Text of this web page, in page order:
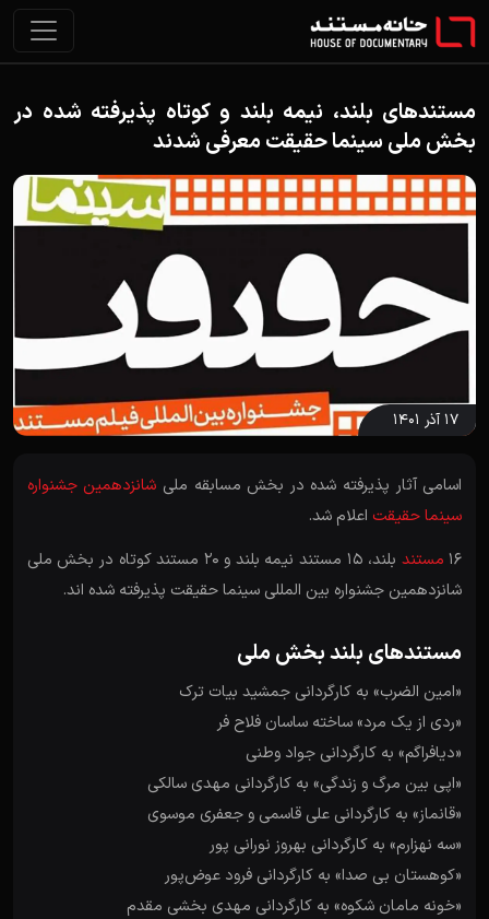
مستندهای بلند، نیمه بلند و کوتاه پذیرفته شده در
بخش ملی سینما حقیقت معرفی شدند
۱۷ آذر ۱۴۰۱
اسامی آثار پذیرفته شده در بخش مسابقه ملی شانزدهمین جشنواره
سینما حقیقت اعلام شد.
16 مستند
بلند، 15 مستند نیمه بلند و 20 مستند کوتاه در بخش ملی
شانزدهمین جشنواره بین المللی سینما حقیقت پذیرفته شده اند.
مستندهای بلند بخش ملی
«امین الضرب» به کارگردانی جمشید بیات ترک
«ردی از یک مرد» ساخته ساسان فلاح ‏فر
«دیافراگم» به کارگردانی جواد وطنی
«اپی بین مرگ و زندگی» به کارگردانی مهدی سالکی
«قانماز» به کارگردانی علی قاسمی و جعفری موسوی
«سه نهزارم» به کارگردانی بهروز نورانی پور
«کوهستان بی صدا» به کارگردانی فرود عوض‌پور
«خونه مامان شکوه» به کارگردانی مهدی بخشی مقدم